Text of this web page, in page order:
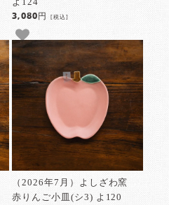
3,080円 [税込]
（2026年7月）よしざわ窯
赤りんご小皿(シ3) よ120